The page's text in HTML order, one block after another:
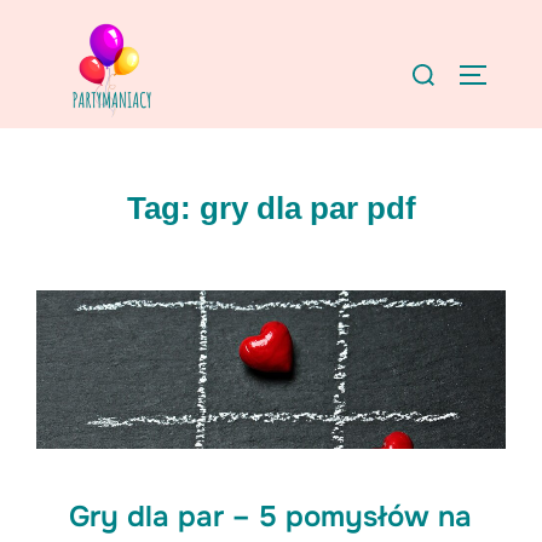
Search
Tag: gry dla par pdf
Gry dla par – 5 pomysłów na